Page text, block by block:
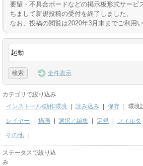
要望・不具合ボードなどの掲示板形式サービ
ちまして新規投稿の受付を終了しました。
なお、投稿の閲覧は2020年3月末までご利用い
全件表示
カテゴリで絞り込み
インストール/動作環境
読み込み 保存 環境
レイヤー 描画 選択／編集 定規 フィルタ
その他
ステータスで絞り込
み